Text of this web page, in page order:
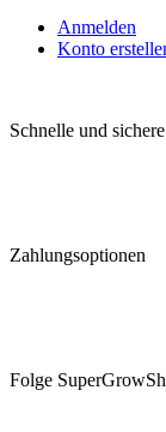
Anmelden
Konto
Schnelle und
Zahlungsoptionen
Folge